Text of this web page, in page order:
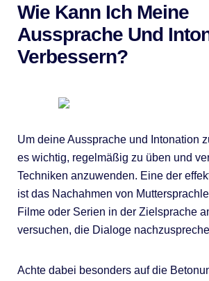
Wie Kann Ich Meine
Aussprache Und
Verbessern?
Um deine Aussprache und Intonation
es wichtig, regelmäßig zu üben und
Techniken anzuwenden. Eine der
ist das Nachahmen von
Filme oder Serien in der Zielsprache
versuchen, die Dialoge
Achte dabei besonders auf die